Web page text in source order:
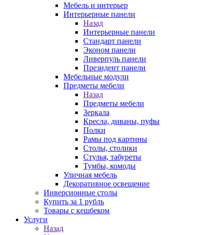
Мебель и интерьер
Интерьерные панели
Назад
Интерьерные панели
Стандарт панели
Эконом панели
Ливерпуль панели
Президент панели
Мебельные модули
Предметы мебели
Назад
Предметы мебели
Зеркала
Кресла, диваны, пуфы
Полки
Рамы под картины
Столы, столики
Стулья, табуреты
Тумбы, комоды
Уличная мебель
Декоративное освещение
Инверсионные столы
Купить за 1 рубль
Товары с кешбеком
Услуги
Назад